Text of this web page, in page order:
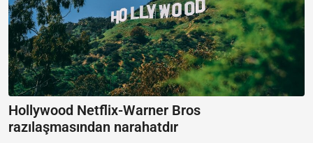
Hollywood Netflix-Warner Bros
razılaşmasından narahatdır